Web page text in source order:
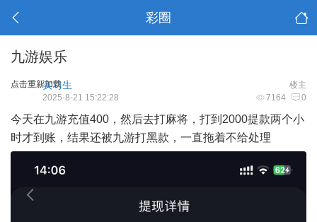
彩圈
九游娱乐
点击重新加载 楼主
实习生
7164 0
2025-8-21 15:22:28
今天在九游充值400，然后去打麻将，打到2000提款两个小
时才到账，结果还被九游打黑款，一直拖着不给处理